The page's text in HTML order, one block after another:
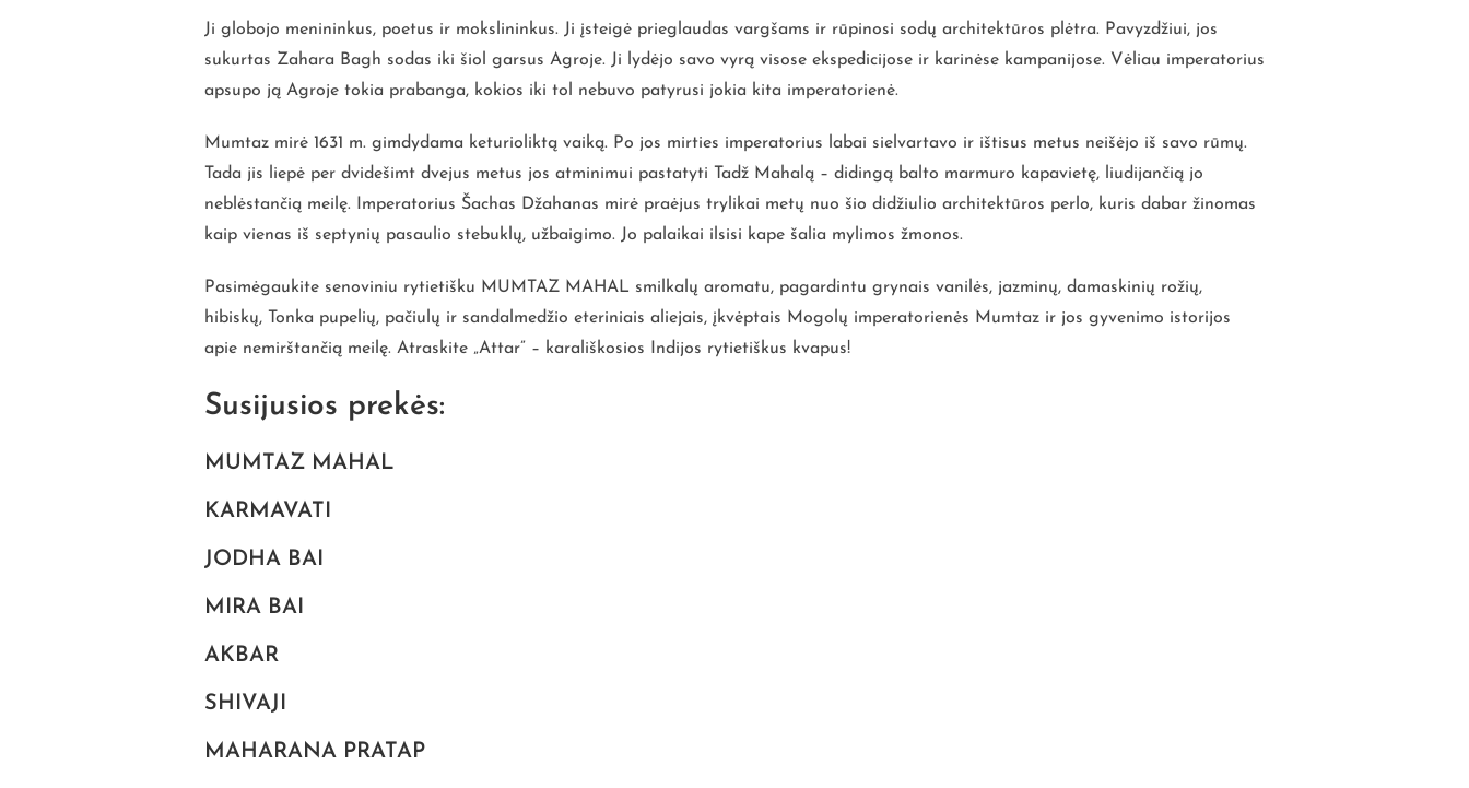
Ji globojo menininkus, poetus ir mokslininkus. Ji įsteigė prieglaudas vargšams ir rūpinosi sodų architektūros plėtra. Pavyzdžiui, jos
sukurtas Zahara Bagh sodas iki šiol garsus Agroje. Ji lydėjo savo vyrą visose ekspedicijose ir karinėse kampanijose. Vėliau imperatorius
apsupo ją Agroje tokia prabanga, kokios iki tol nebuvo patyrusi jokia kita imperatorienė.
Mumtaz mirė 1631 m. gimdydama keturioliktą vaiką. Po jos mirties imperatorius labai sielvartavo ir ištisus metus neišėjo iš savo rūmų.
Tada jis liepė per dvidešimt dvejus metus jos atminimui pastatyti Tadž Mahalą – didingą balto marmuro kapavietę, liudijančią jo
neblėstančią meilę. Imperatorius Šachas Džahanas mirė praėjus trylikai metų nuo šio didžiulio architektūros perlo, kuris dabar žinomas
kaip vienas iš septynių pasaulio stebuklų, užbaigimo. Jo palaikai ilsisi kape šalia mylimos žmonos.
Pasimėgaukite senoviniu rytietišku MUMTAZ MAHAL smilkalų aromatu, pagardintu grynais vanilės, jazminų, damaskinių rožių,
hibiskų, Tonka pupelių, pačiulų ir sandalmedžio eteriniais aliejais, įkvėptais Mogolų imperatorienės Mumtaz ir jos gyvenimo istorijos
apie nemirštančią meilę. Atraskite „Attar” – karališkosios Indijos rytietiškus kvapus!
Susijusios prekės:
MUMTAZ MAHAL
KARMAVATI
JODHA BAI
MIRA BAI
AKBAR
SHIVAJI
MAHARANA PRATAP